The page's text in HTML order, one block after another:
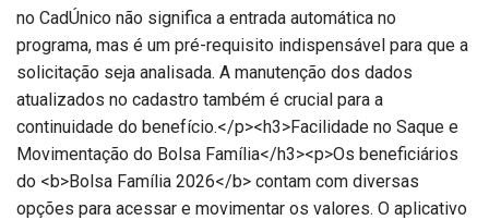
no CadÚnico não significa a entrada automática no
programa, mas é um pré-requisito indispensável para que a
solicitação seja analisada. A manutenção dos dados
atualizados no cadastro também é crucial para a
continuidade do benefício.</p><h3>Facilidade no Saque e
Movimentação do Bolsa Família</h3><p>Os beneficiários
do <b>Bolsa Família 2026</b> contam com diversas
opções para acessar e movimentar os valores. O aplicativo